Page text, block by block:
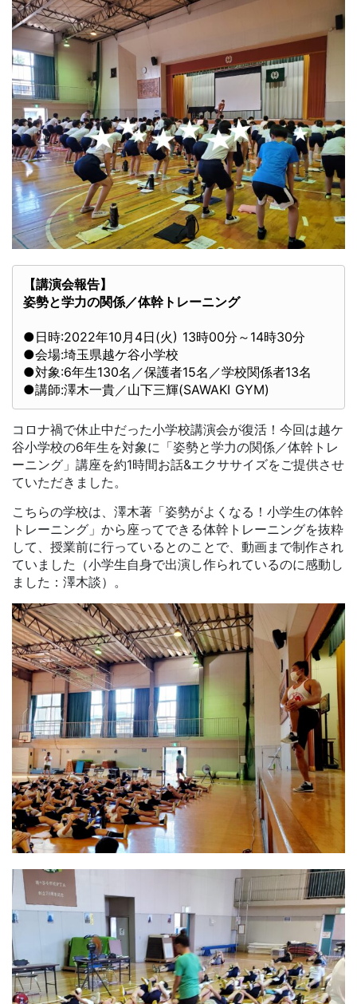
姿勢と学力の関係／体幹トレーニング
●日時:2022年10月4日(火) 13時00分～14時30分
●会場:埼玉県越ケ谷小学校
●対象:6年生130名／保護者15名／学校関係者13名
●講師:澤木一貴／山下三輝(SAWAKI GYM)
コロナ禍で休止中だった小学校講演会が復活！今回は越ケ
谷小学校の6年生を対象に「姿勢と学力の関係／体幹トレ
ーニング」講座を約1時間お話&エクササイズをご提供させ
ていただきました。
こちらの学校は、澤木著「姿勢がよくなる！小学生の体幹
トレーニング」から座ってできる体幹トレーニングを抜粋
して、授業前に行っているとのことで、動画まで制作され
ていました（小学生自身で出演し作られているのに感動し
ました：澤木談）。